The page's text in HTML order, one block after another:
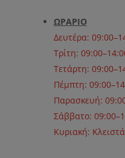
ΩΡΑΡΙΟ
Δευτέρα:
Τρίτη:
Τετάρτη:
Πέμπτη:
Παρασκευή:
Σάββατο:
Κυριακή: Κλειστά